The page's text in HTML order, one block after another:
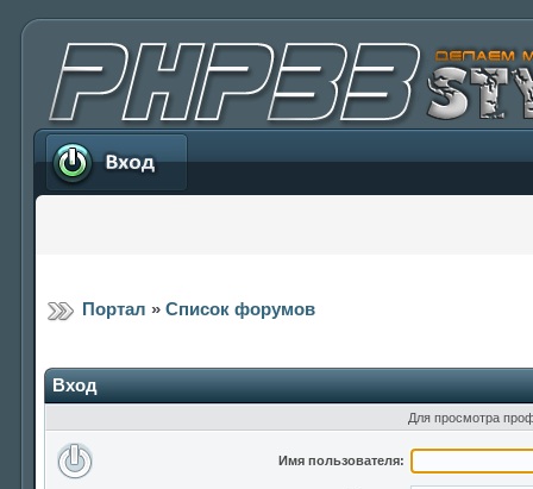
Вход
Портал » Список форумов
Вход
Для просмотра
Имя пользователя: